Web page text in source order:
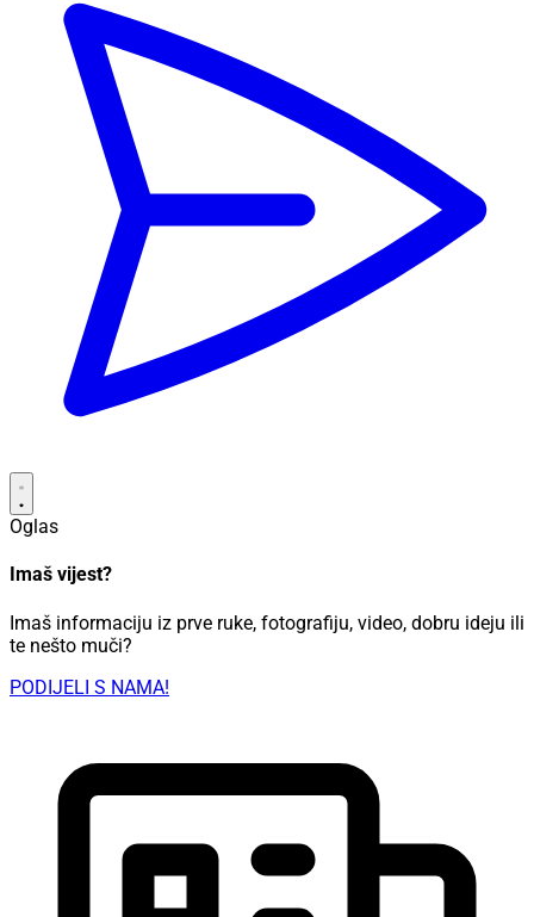
Oglas
Imaš vijest?
Imaš informaciju iz prve ruke, fotografiju, video, dobru ideju ili
te nešto muči?
PODIJELI S NAMA!